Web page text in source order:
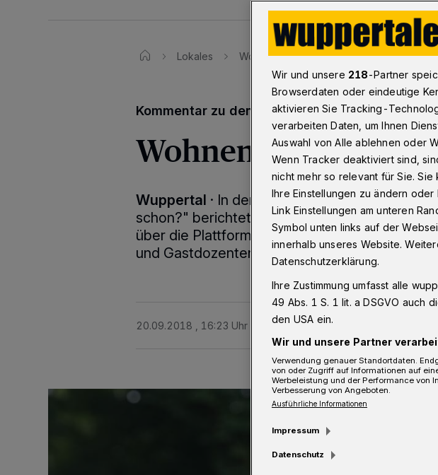
Lokales Wohnen ist wichtiger als Urlaub
Kommentar zu den Auswirkungen von Airbnb
Wohnen ist
Wuppertal · In dem Artikel "Wohnst du noch
schon?" berichteten wir von zwei Studenten
über die Plattform Airbnb Wohnungen für
und Gastdozenten anbieten.
20.09.2018 , 16:23 Uhr 2 Minuten Lesezeit
Wir und unsere 218-Partner
Browserdaten oder eindeutige
aktivieren Sie Tracking-
verarbeiten Daten, um Ihnen
Auswahl von Alle ablehnen oder
Wenn Tracker deaktiviert sind,
nicht mehr so relevant für Sie.
Ihre Einstellungen zu ändern
Link Einstellungen am unteren
Symbol unten links auf der
innerhalb unseres Website.
Datenschutzerklärung.
Ihre Zustimmung umfasst alle
49 Abs. 1 S. 1 lit. a DSGVO auch
den USA ein.
Wir und unsere Partner
Verwendung genauer Standortdaten.
von oder Zugriff auf Informationen auf
Werbeleistung und der Performance von
Verbesserung von Angeboten.
Ausführliche Informationen
Impressum
Datenschutz